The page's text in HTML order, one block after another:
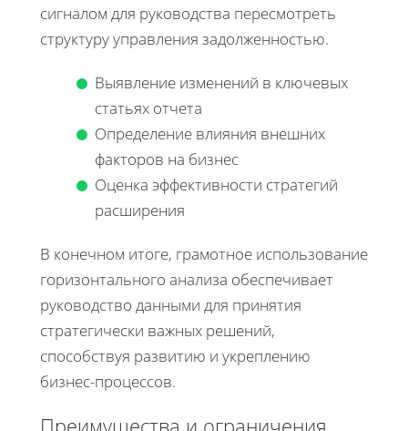
сигналом для руководства пересмотреть
структуру управления задолженностью.
Выявление изменений в ключевых
статьях отчета
Определение влияния внешних
факторов на бизнес
Оценка эффективности стратегий
расширения
В конечном итоге, грамотное использование
горизонтального анализа обеспечивает
руководство данными для принятия
стратегически важных решений,
способствуя развитию и укреплению
бизнес-процессов.